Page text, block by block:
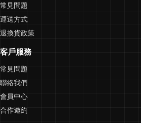
常見問題
運送方式
退換貨政策
客戶服務
常見問題
聯絡我們
會員中心
合作邀約